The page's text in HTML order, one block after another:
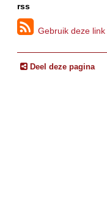
rss
Gebruik deze
Deel deze pagina